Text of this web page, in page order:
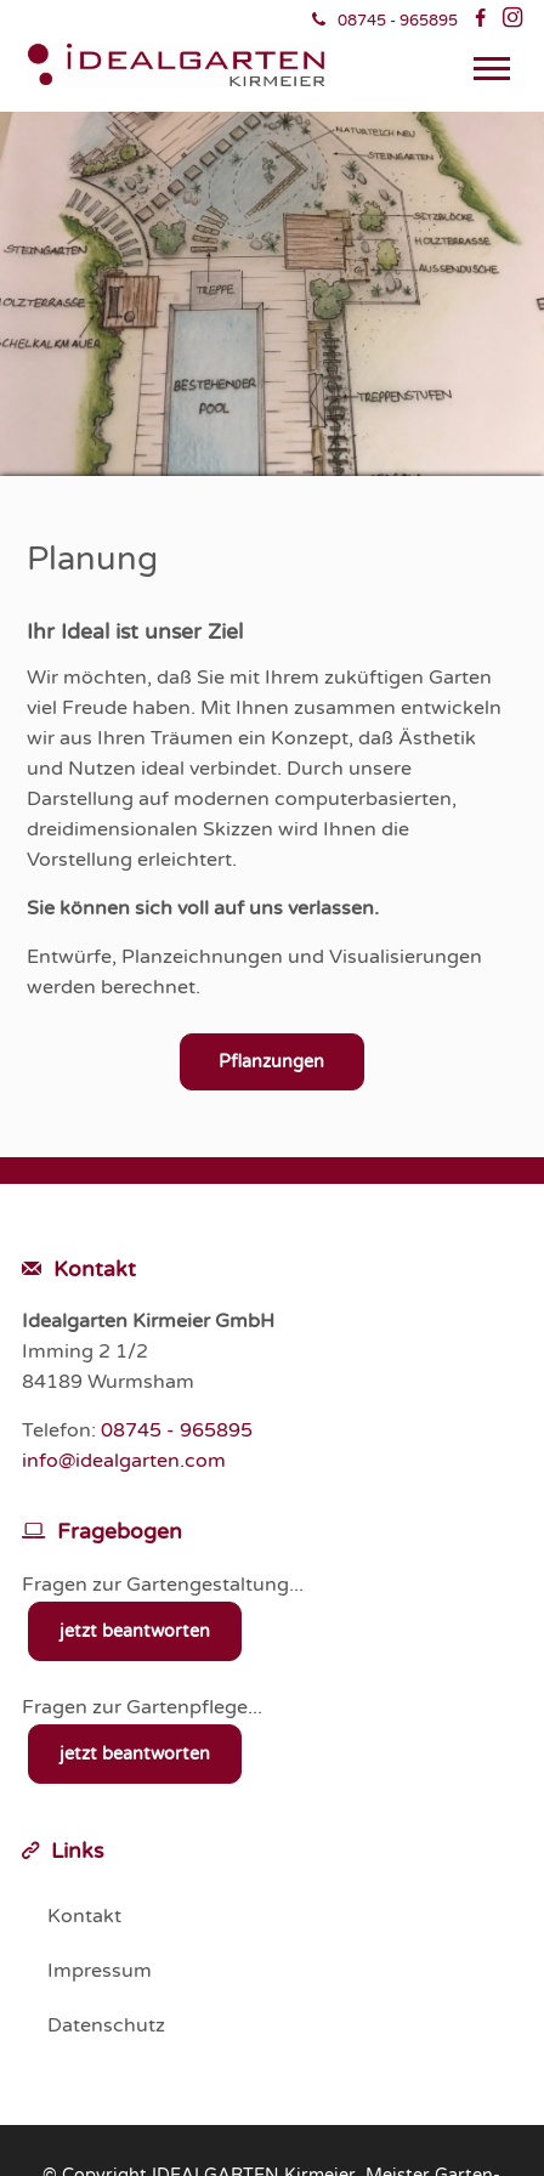
Planung
Ihr Ideal ist unser Ziel
Wir möchten, daß Sie mit Ihrem zuküftigen Garten
viel Freude haben. Mit Ihnen zusammen entwickeln
wir aus Ihren Träumen ein Konzept, daß Ästhetik
und Nutzen ideal verbindet. Durch unsere
Darstellung auf modernen computerbasierten,
dreidimensionalen Skizzen wird Ihnen die
Vorstellung erleichtert.
Sie können sich voll auf uns verlassen.
Entwürfe, Planzeichnungen und Visualisierungen
werden berechnet.
Pflanzungen
08745 - 965895  
Kontakt
Idealgarten Kirmeier GmbH
Imming 2 1/2
84189 Wurmsham
Telefon: 08745 - 965895
info@idealgarten.com
Fragebogen
Fragen zur Gartengestaltung...
jetzt beantworten
Fragen zur Gartenpflege...
jetzt beantworten
Links
Kontakt
Impressum
Datenschutz